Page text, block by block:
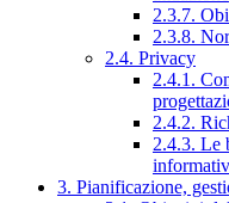
2.3.7.
2.3.8.
2.4. Privacy
2.4.1.
2.4.2.
2.4.3. Le
3. Pianificazione,